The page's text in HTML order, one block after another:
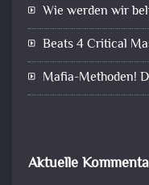
Wie werden wir
Beats 4 Critical
Mafia-Methoden!
Aktuelle